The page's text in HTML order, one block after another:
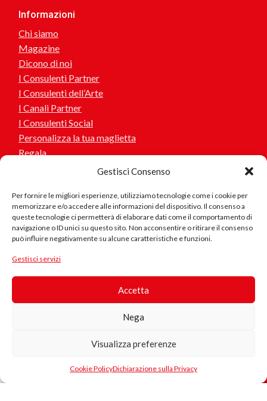
Gestisci Consenso
Per fornire le migliori esperienze, utilizziamo tecnologie come i cookie per
memorizzare e/o accedere alle informazioni del dispositivo. Il consenso a
queste tecnologie ci permetterà di elaborare dati come il comportamento di
navigazione o ID unici su questo sito. Non acconsentire o ritirare il consenso
può influire negativamente su alcune caratteristiche e funzioni.
Gestisci servizi
Accetta
Nega
Visualizza preferenze
Cookie PolicyDichiarazione sulla Privacy
Informazioni
Chi siamo
Magazine
Dicono di noi
I Consulenti Partner
I Consulenti dell’Arte
I Canali Partner
I Consulenti Social
Personalizza la tua maglietta
Regala
Aiuto
Contattaci
Sei interessato a collaborare o suggerirci idee? scrivici!
Se riscontri problemi nel sito, errore nei testi, collegamenti
33.00€
IVA
Biologico
Questo
prodotto è
con cotone
certificato,